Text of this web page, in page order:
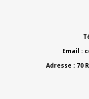
Email :
Adresse : 70